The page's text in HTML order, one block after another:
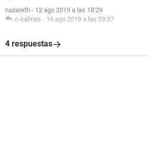
nazareth - 12 ago 2019 a las 18:29
c-salinas - 16 ago 2019 a las 23:37
4 respuestas